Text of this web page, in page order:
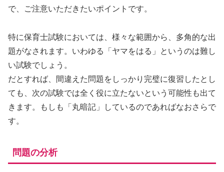
で、ご注意いただきたいポイントです。
特に保育士試験においては、様々な範囲から、多角的な出
題がなされます。いわゆる「ヤマをはる」というのは難し
い試験でしょう。
だとすれば、間違えた問題をしっかり完璧に復習したとし
ても、次の試験では全く役に立たないという可能性も出て
きます。もしも「丸暗記」しているのであればなおさらで
す。
問題の分析